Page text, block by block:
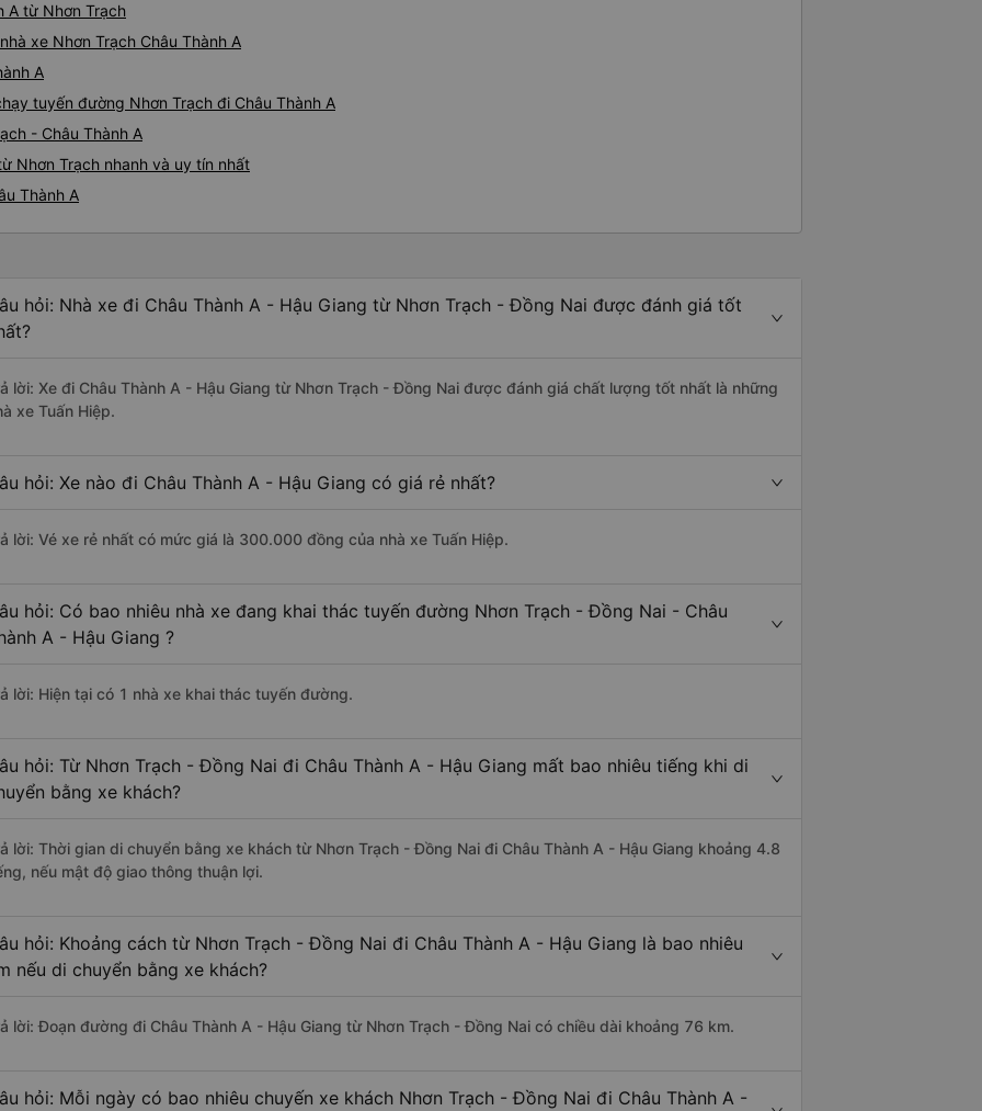
A từ Nhơn Trạch
xe Nhơn Trạch Châu Thành A
A
tuyến đường Nhơn Trạch đi Châu Thành A
- Châu Thành A
Nhơn Trạch nhanh và uy tín nhất
Thành A
hỏi: Nhà xe đi Châu Thành A - Hậu Giang từ Nhơn Trạch - Đồng Nai được đánh giá tốt
lời: Xe đi Châu Thành A - Hậu Giang từ Nhơn Trạch - Đồng Nai được đánh giá chất lượng tốt nhất là những
xe Tuấn Hiệp.
hỏi: Xe nào đi Châu Thành A - Hậu Giang có giá rẻ nhất?
lời: Vé xe rẻ nhất có mức giá là 300.000 đồng của nhà xe Tuấn Hiệp.
hỏi: Có bao nhiêu nhà xe đang khai thác tuyến đường Nhơn Trạch - Đồng Nai - Châu
A - Hậu Giang ?
lời: Hiện tại có 1 nhà xe khai thác tuyến đường.
hỏi: Từ Nhơn Trạch - Đồng Nai đi Châu Thành A - Hậu Giang mất bao nhiêu tiếng khi di
bằng xe khách?
lời: Thời gian di chuyển bằng xe khách từ Nhơn Trạch - Đồng Nai đi Châu Thành A - Hậu Giang khoảng 4.8
nếu mật độ giao thông thuận lợi.
hỏi: Khoảng cách từ Nhơn Trạch - Đồng Nai đi Châu Thành A - Hậu Giang là bao nhiêu
nếu di chuyển bằng xe khách?
lời: Đoạn đường đi Châu Thành A - Hậu Giang từ Nhơn Trạch - Đồng Nai có chiều dài khoảng 76 km.
hỏi: Mỗi ngày có bao nhiêu chuyến xe khách Nhơn Trạch - Đồng Nai đi Châu Thành A -